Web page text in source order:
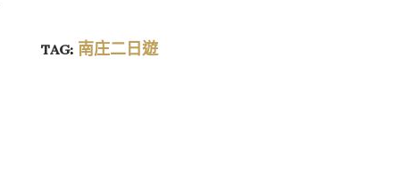
TAG:南庄二日遊